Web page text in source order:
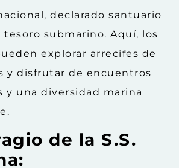
declarado santuario
tesoro submarino. Aquí, los
explorar arrecifes de
y disfrutar de encuentros
y una diversidad marina
de la S.S.